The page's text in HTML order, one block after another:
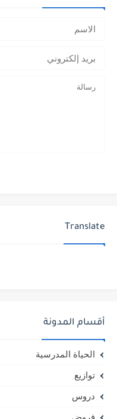
Translate
أقسام المدونة
الحياة المدرسية
توازيع
دروس
فروض